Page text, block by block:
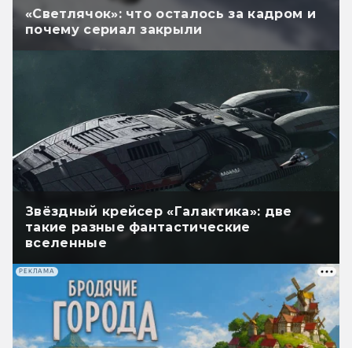
«Светлячок»: что осталось за кадром и
почему сериал закрыли
Звёздный крейсер «Галактика»: две
такие разные фантастические
вселенные
РЕКЛАМА